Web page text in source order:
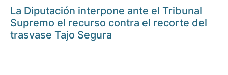
La Diputación interpone ante el Tribunal
Supremo el recurso contra el recorte del
trasvase Tajo Segura